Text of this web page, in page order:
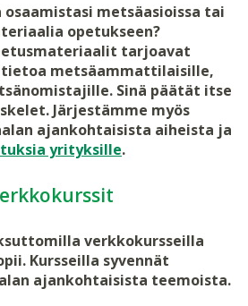
metsäasioissa tai
opetukseen?
tarjoavat
metsäammattilaisille,
Sinä päätät itse
Järjestämme myös
ajankohtaisista aiheista ja
yrityksille.
verkkokursseilla
Kursseilla syvennät
ajankohtaisista teemoista.